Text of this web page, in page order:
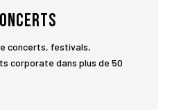
concerts, festivals,
corporate dans plus de 50